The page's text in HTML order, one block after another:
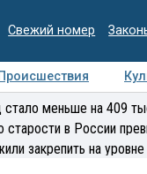
Свежий номер
Происшествия
Интервью
стало меньше на 409
в России
закрепить на